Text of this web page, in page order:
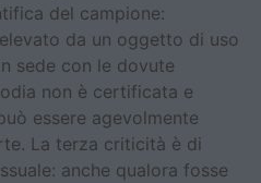
del campione:
da un oggetto di uso
sede con le dovute
non è certificata e
essere agevolmente
La terza criticità è di
anche qualora fosse